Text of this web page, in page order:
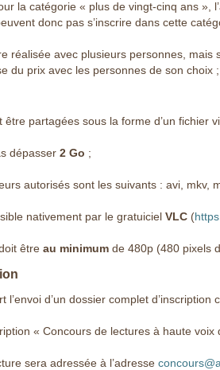
la catégorie « plus de vingt-cinq ans »,
donc pas s’inscrire dans cette
réalisée avec plusieurs personnes, mais
du prix avec les personnes de son choix ;
partagées sous la forme d’un fichier
dépasser2 Go ;
autorisés sont les suivants : avi, mkv,
nativement par le gratuicielVLC (
êtreau minimum de 480p (480 pixels
l’envoi d’un dossier complet d’inscription
« Concours de lectures à haute
sera adressée à l’adresse